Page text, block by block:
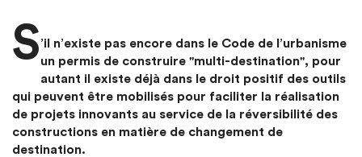
S’il n’existe pas encore dans le Code de l’urbanisme
un permis de construire "multi-destination", pour
autant il existe déjà dans le droit positif des outils
qui peuvent être mobilisés pour faciliter la réalisation
de projets innovants au service de la réversibilité des
constructions en matière de changement de
destination.